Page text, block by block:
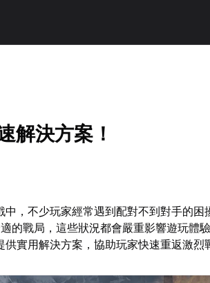
解決方案！
，不少玩家經常遇到配對不到對手的困
的戰局，這些狀況都會嚴重影響遊玩體
實用解決方案，協助玩家快速重返激烈